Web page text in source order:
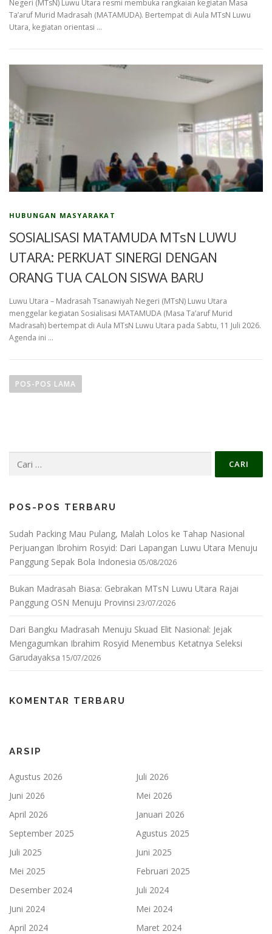
Negeri (MTsN) Luwu Utara resmi membuka rangkaian kegiatan Masa
Ta’aruf Murid Madrasah (MATAMUDA). Bertempat di Aula MTsN Luwu
Utara, kegiatan orientasi …
HUBUNGAN MASYARAKAT
SOSIALISASI MATAMUDA MTsN LUWU
UTARA: PERKUAT SINERGI DENGAN
ORANG TUA CALON SISWA BARU
Luwu Utara – Madrasah Tsanawiyah Negeri (MTsN) Luwu Utara
menggelar kegiatan Sosialisasi MATAMUDA (Masa Ta’aruf Murid
Madrasah) bertempat di Aula MTsN Luwu Utara pada Sabtu, 11 Juli 2026.
Agenda ini …
a
o
POS-POS LAMA
untuk:
POS-POS TERBARU
Sudah Packing Mau Pulang, Malah Lolos ke Tahap Nasional
Perjuangan Ibrohim Rosyid: Dari Lapangan Luwu Utara Menuju
Panggung Sepak Bola Indonesia 05/08/2026
Bukan Madrasah Biasa: Gebrakan MTsN Luwu Utara Rajai
Panggung OSN Menuju Provinsi 23/07/2026
Dari Bangku Madrasah Menuju Skuad Elit Nasional: Jejak
Mengagumkan Ibrahim Rosyid Menembus Ketatnya Seleksi
Garudayaksa 15/07/2026
KOMENTAR TERBARU
ARSIP
Agustus 2026
Juli 2026
Juni 2026
Mei 2026
April 2026
Januari 2026
September 2025
Agustus 2025
Juli 2025
Juni 2025
Mei 2025
Februari 2025
Desember 2024
Juli 2024
Juni 2024
Mei 2024
April 2024
Maret 2024